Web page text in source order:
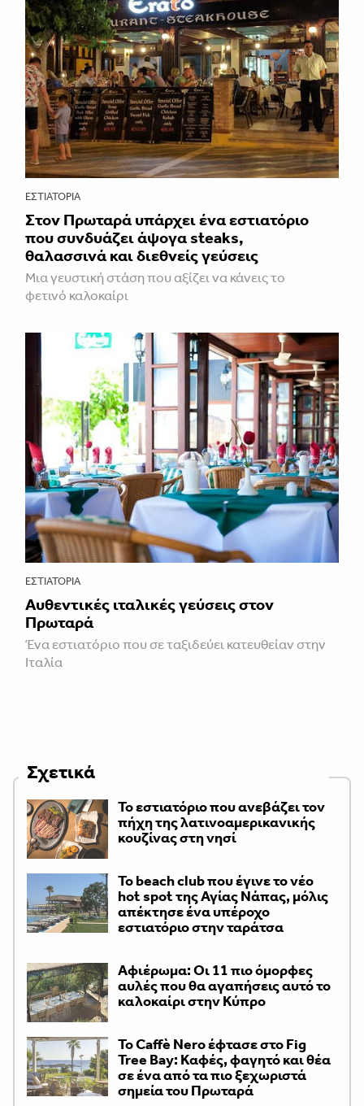
ΕΣΤΙΑΤΌΡΙΑ
Στον Πρωταρά υπάρχει ένα εστιατόριο
που συνδυάζει άψογα steaks,
θαλασσινά και διεθνείς γεύσεις
Μια γευστική στάση που αξίζει να κάνεις το
φετινό καλοκαίρι
ΕΣΤΙΑΤΌΡΙΑ
Αυθεντικές ιταλικές γεύσεις στον
Πρωταρά
Ένα εστιατόριο που σε ταξιδεύει κατευθείαν στην
Ιταλία
Σχετικά
Το εστιατόριο που ανεβάζει τον
πήχη της λατινοαμερικανικής
κουζίνας στη νησί
Το beach club που έγινε το νέο
hot spot της Αγίας Νάπας, μόλις
απέκτησε ένα υπέροχο
εστιατόριο στην ταράτσα
Αφιέρωμα: Οι 11 πιο όμορφες
αυλές που θα αγαπήσεις αυτό το
καλοκαίρι στην Κύπρο
Το Caffè Nero έφτασε στο Fig
Tree Bay: Καφές, φαγητό και θέα
σε ένα από τα πιο ξεχωριστά
σημεία του Πρωταρά